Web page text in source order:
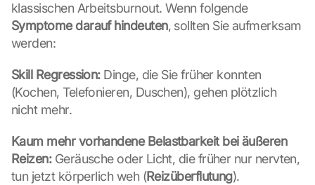
klassischen Arbeitsburnout. Wenn folgende
Symptome darauf hindeuten, sollten Sie aufmerksam
werden:
Skill Regression: Dinge, die Sie früher konnten
(Kochen, Telefonieren, Duschen), gehen plötzlich
nicht mehr.
Kaum mehr vorhandene Belastbarkeit bei äußeren
Reizen: Geräusche oder Licht, die früher nur nervten,
tun jetzt körperlich weh (Reizüberflutung).